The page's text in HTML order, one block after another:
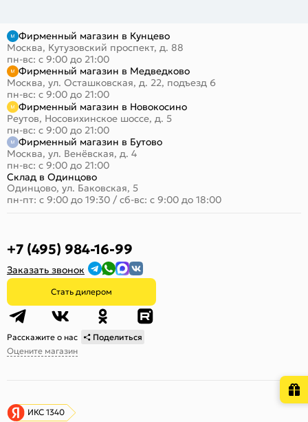
Фирменный магазин в Кунцево
Москва, Кутузовский проспект, д. 88
пн-вс: с 9:00 до 21:00
Фирменный магазин в Медведково
Москва, ул. Осташковская, д. 22, подъезд 6
пн-вс: с 9:00 до 21:00
Фирменный магазин в Новокосино
Реутов, Носовихинское шоссе, д. 5
пн-вс: с 9:00 до 21:00
Фирменный магазин в Бутово
Москва, ул. Венёвская, д. 4
пн-вс: с 9:00 до 21:00
Склад в Одинцово
Одинцово, ул. Баковская, 5
пн-пт: с 9:00 до 19:30 / сб-вс: с 9:00 до 18:00
+7 (495) 984-16-99
Заказать звонок
Стать дилером
Расскажите о нас
Поделиться
Оцените магазин
ИКС 1340